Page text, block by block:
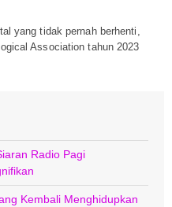
yang tidak pernah berhenti,
Association tahun 2023
Radio Pagi
Kembali Menghidupkan